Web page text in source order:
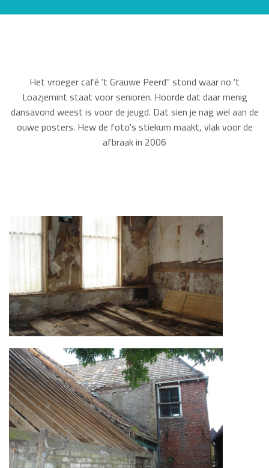
Het vroeger café 't Grauwe Peerd'' stond waar no 't
Loazjemint staat voor senioren. Hoorde dat daar menig
dansavond weest is voor de jeugd. Dat sien je nag wel aan de
ouwe posters. Hew de foto's stiekum maakt, vlak voor de
afbraak in 2006